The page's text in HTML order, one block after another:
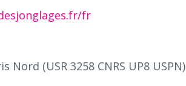
fr
Nord (USR 3258 CNRS UP8 USPN)